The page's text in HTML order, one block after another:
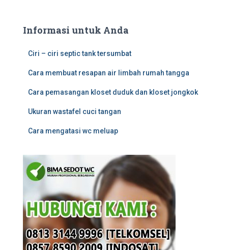
Informasi untuk Anda
Ciri – ciri septic tank tersumbat
Cara membuat resapan air limbah rumah tangga
Cara pemasangan kloset duduk dan kloset jongkok
Ukuran wastafel cuci tangan
Cara mengatasi wc meluap